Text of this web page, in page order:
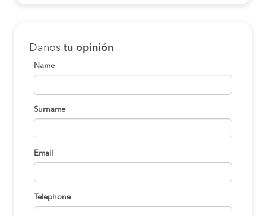
Danos tu opinión
Name
Surname
Email
Telephone